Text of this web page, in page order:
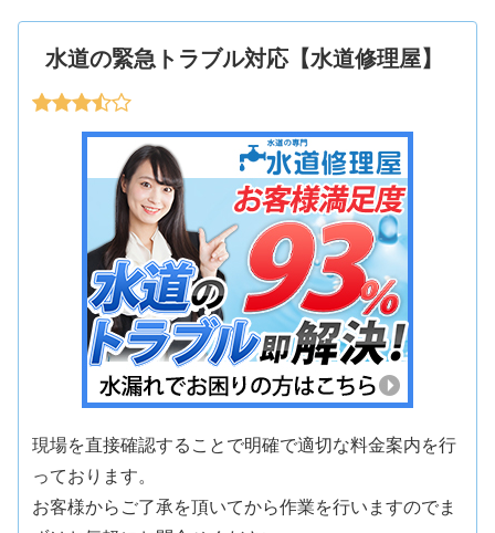
水道の緊急トラブル対応【水道修理屋】
現場を直接確認することで明確で適切な料金案内を行
っております。
お客様からご了承を頂いてから作業を行いますのでま